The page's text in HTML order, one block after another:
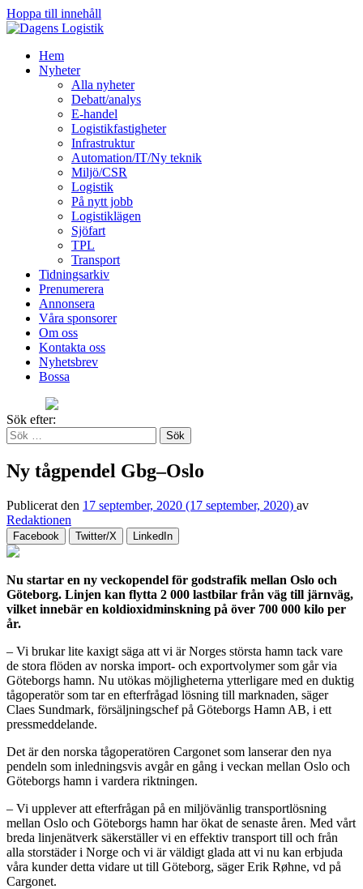
Hoppa till innehåll
Hem
Nyheter
Alla nyheter
Debatt/analys
E-handel
Logistikfastigheter
Infrastruktur
Automation/IT/Ny teknik
Miljö/CSR
Logistik
På nytt jobb
Logistiklägen
Sjöfart
TPL
Transport
Tidningsarkiv
Prenumerera
Annonsera
Våra sponsorer
Om oss
Kontakta oss
Nyhetsbrev
Bossa
Sök efter:
Ny tågpendel Gbg–Oslo
Publicerat den 17 september, 2020 (17 september, 2020) av
Redaktionen
Facebook Twitter/X LinkedIn
Nu startar en ny veckopendel för godstrafik mellan Oslo och
Göteborg. Linjen kan flytta 2 000 lastbilar från väg till järnväg,
vilket innebär en koldioxidminskning på över 700 000 kilo per
år.
– Vi brukar lite kaxigt säga att vi är Norges största hamn tack vare
de stora flöden av norska import- och exportvolymer som går via
Göteborgs hamn. Nu utökas möjligheterna ytterligare med en duktig
tågoperatör som tar en efterfrågad lösning till marknaden, säger
Claes Sundmark, försäljningschef på Göteborgs Hamn AB, i ett
pressmeddelande.
Det är den norska tågoperatören Cargonet som lanserar den nya
pendeln som inledningsvis avgår en gång i veckan mellan Oslo och
Göteborgs hamn i vardera riktningen.
– Vi upplever att efterfrågan på en miljövänlig transportlösning
mellan Oslo och Göteborgs hamn har ökat de senaste åren. Med vårt
breda linjenätverk säkerställer vi en effektiv transport till och från
alla storstäder i Norge och vi är väldigt glada att vi nu kan erbjuda
våra kunder detta vidare ut till Göteborg, säger Erik Røhne, vd på
Cargonet.